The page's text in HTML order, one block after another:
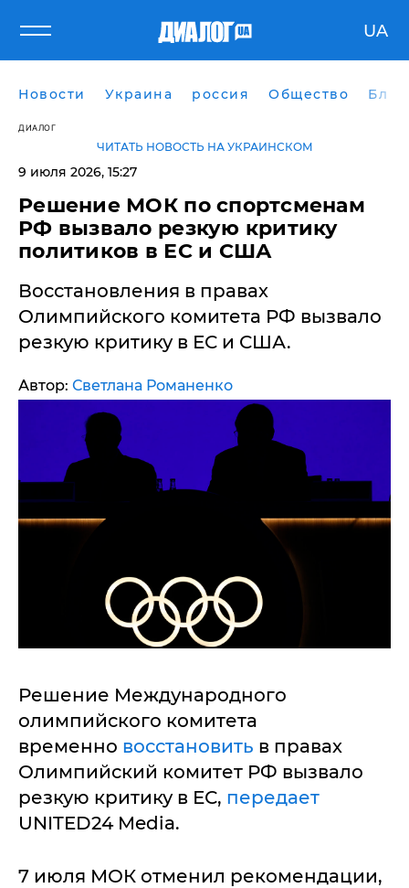
UA
Новости Украина россия Общество
ДИАЛОГ
ЧИТАТЬ НОВОСТЬ НА УКРАИНСКОМ
9 июля 2026, 15:27
Решение МОК по спортсменам
РФ вызвало резкую критику
политиков в ЕС и США
Восстановления в правах
Олимпийского комитета РФ вызвало
резкую критику в ЕС и США.
Автор: Светлана Романенко
Решение Международного
олимпийского комитета
временно восстановить в правах
Олимпийский комитет РФ вызвало
резкую критику в ЕС, передает
UNITED24 Media.
7 июля МОК отменил рекомендации,